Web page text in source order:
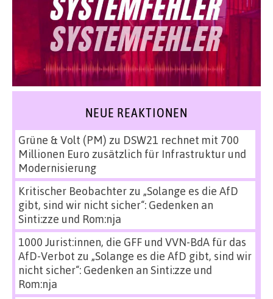
NEUE REAKTIONEN
Grüne & Volt (PM) zu DSW21 rechnet mit 700
Millionen Euro zusätzlich für Infrastruktur und
Modernisierung
Kritischer Beobachterzu „Solange es die AfD
gibt, sind wir nicht sicher“: Gedenken an
Sinti:zze und Rom:nja
1000 Jurist:innen, die GFF und VVN-BdA für das
AfD-Verbot zu „Solange es die AfD gibt, sind wir
nicht sicher“: Gedenken an Sinti:zze und
Rom:nja